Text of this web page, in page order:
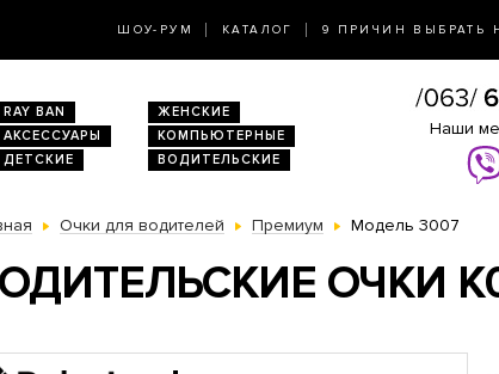
ШОУ-РУМ КАТАЛОГ 9 ПРИЧИН ВЫБРАТЬ
RAY BAN
ЖЕНСКИЕ
АКСЕССУАРЫ
КОМПЬЮТЕРНЫЕ
ДЕТСКИЕ ВОДИТЕЛЬСКИЕ
Наши
Очки для водителей Премиум Модель 3007
ОЧКИ